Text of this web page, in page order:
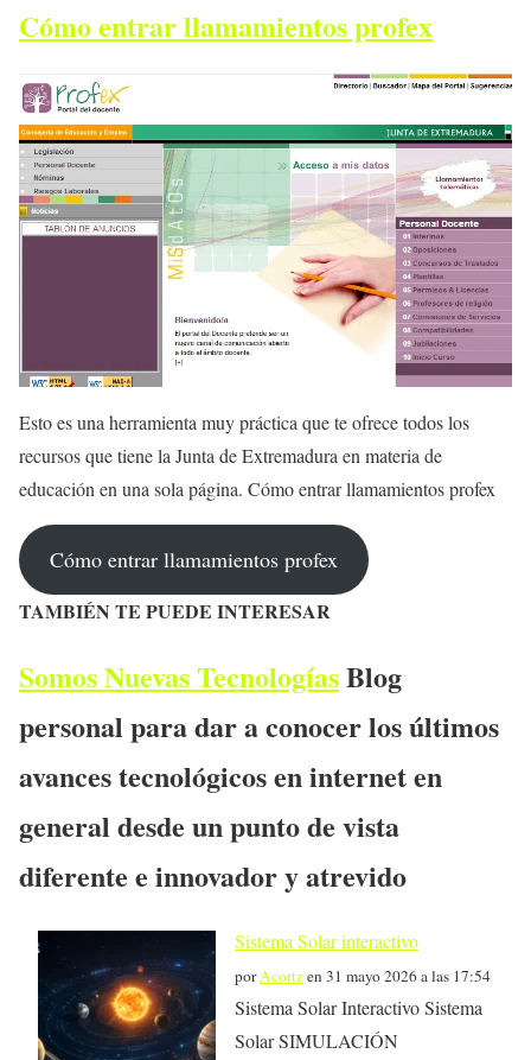
Cómo entrar llamamientos profex
Esto es una herramienta muy práctica que te ofrece todos los
recursos que tiene la Junta de Extremadura en materia de
educación en una sola página. Cómo entrar llamamientos profex
Cómo entrar llamamientos profex
TAMBIÉN TE PUEDE INTERESAR
Somos Nuevas TecnologíasBlog
personal para dar a conocer los últimos
avances tecnológicos en internet en
general desde un punto de vista
diferente e innovador y atrevido
Sistema Solar interactivo
porAcortzen 31 mayo 2026 a las 17:54
Sistema Solar Interactivo Sistema
Solar SIMULACIÓN